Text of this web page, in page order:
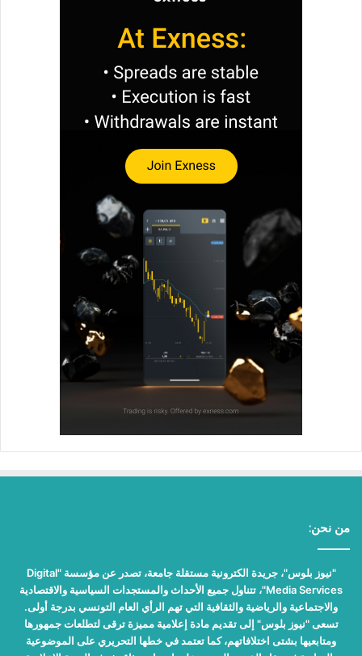
من نحن:
"نيوز بلوس"، جريدة الكترونية مستقلة جامعة، تصدر عن مؤسسة "Digital
Media Services"، تتناول جميع الأحداث والمستجدات السياسية والاقتصادية
والاجتماعية والرياضية والثقافية التي تهم الرأي العام التونسي بدرجة أولى.
تسعى "نيوز بلوس" إلى تقديم مادة إعلامية مميزة ترقى لتطلعات جمهورها
ومتابعيها بشتى اختلافاتهم، كما تعتمد في خطها التحريري على الموضوعية